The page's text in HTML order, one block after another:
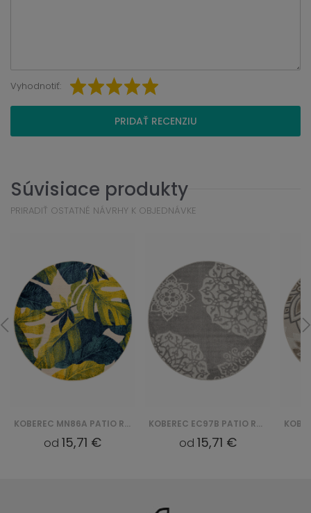
Vyhodnotiť:
PRIDAŤ RECENZIU
Súvisiace produkty
PRIRADIŤ OSTATNÉ NÁVRHY K OBJEDNÁVKE
KOBEREC MN86A PATIO ROUND GJD - KREMOWY
od15,71 €
KOBEREC EC97B PATIO ROUND FGA - SZARY
od 15,71 €